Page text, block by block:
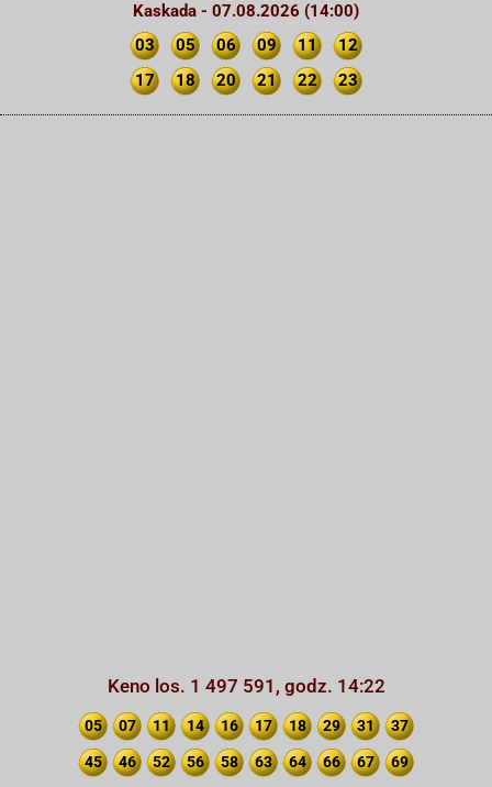
Kaskada - 07.08.2026 (14:00)
03
05 06 09 11
12
17
18 20 21 22 23
Keno los. 1 497 591, godz. 14:22
05 07 11 14 16 17 18 29 31 37
45 46 52 56 58 63 64 66 67 69